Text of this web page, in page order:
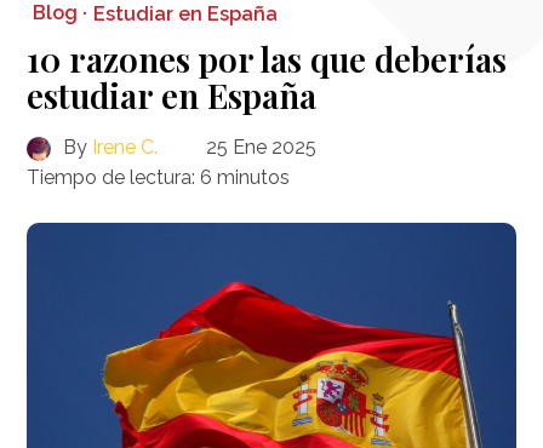
Blog · Estudiar en España
10 razones por las que deberías
estudiar en España
By Irene C.
25 Ene 2025
Tiempo de lectura: 6 minutos